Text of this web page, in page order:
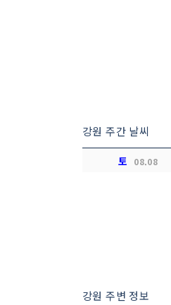
강원 주간 날씨
토 08.08
강원 주변 정보